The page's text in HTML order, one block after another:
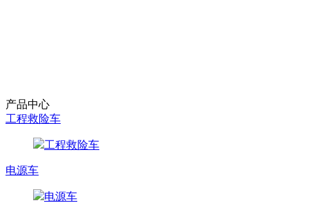
产品中心
工程救险车
工程救险车
电源车
电源车